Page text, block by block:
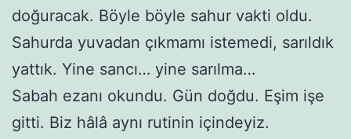
doğuracak. Böyle böyle sahur vakti oldu.
Sahurda yuvadan çıkmamı istemedi, sarıldık
yattık. Yine sancı… yine sarılma…
Sabah ezanı okundu. Gün doğdu. Eşim işe
gitti. Biz hâlâ aynı rutinin içindeyiz.